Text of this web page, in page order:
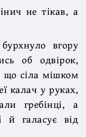
не тікав, а
вгору
об одвірок,
що сіла мішком
калач у руках,
гребінці, а
й галасує від